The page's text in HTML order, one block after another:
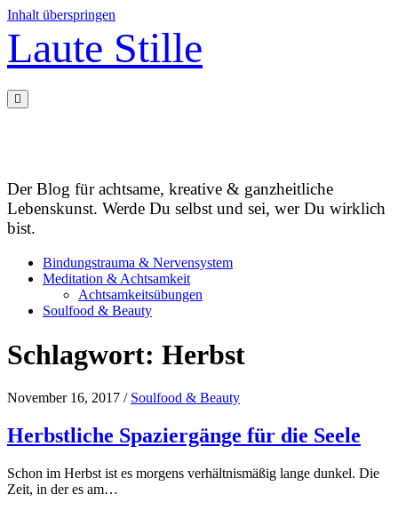
Inhalt überspringen
Laute Stille
Der Blog für achtsame, kreative & ganzheitliche
Lebenskunst. Werde Du selbst und sei, wer Du wirklich
bist.
Bindungstrauma & Nervensystem
Meditation & Achtsamkeit
Achtsamkeitsübungen
Soulfood & Beauty
Schlagwort: Herbst
November 16, 2017 / Soulfood & Beauty
Herbstliche Spaziergänge für die Seele
Schon im Herbst ist es morgens verhältnismäßig lange dunkel. Die
Zeit, in der es am…